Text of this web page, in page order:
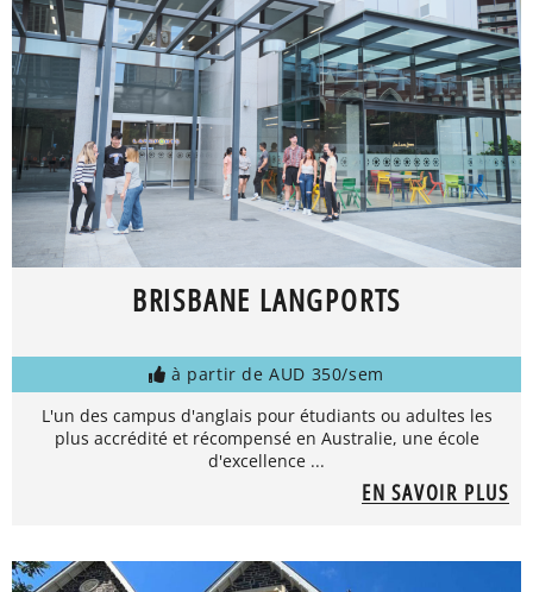
BRISBANE LANGPORTS
à partir de AUD 350/sem
L'un des campus d'anglais pour étudiants ou adultes les
plus accrédité et récompensé en Australie, une école
d'excellence ...
EN SAVOIR PLUS